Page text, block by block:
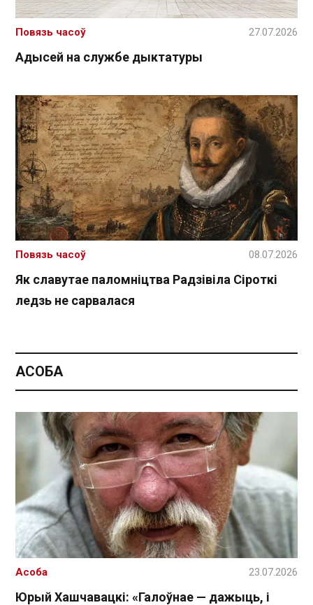
Адысей на службе дыктатуры
Повязь часоў 27.07.2026
Як славутае паломніцтва Радзівіла Сіроткі
ледзь не сарвалася
Повязь часоў 08.07.2026
АСОБА
Юрый Хашчавацкі: «Галоўнае — дажыць, і
Асоба 23.07.2026